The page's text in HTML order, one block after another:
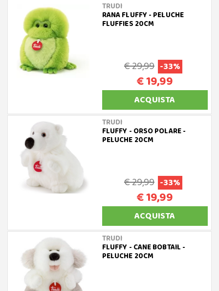
TRUDI
RANA FLUFFY - PELUCHE
FLUFFIES 20CM
€ 29,99 -33%
€ 19,99
ACQUISTA
TRUDI
FLUFFY - ORSO POLARE -
PELUCHE 20CM
€ 29,99 -33%
€ 19,99
ACQUISTA
TRUDI
FLUFFY - CANE BOBTAIL -
PELUCHE 20CM